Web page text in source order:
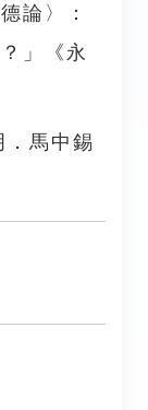
論〉：
」《永
馬中錫